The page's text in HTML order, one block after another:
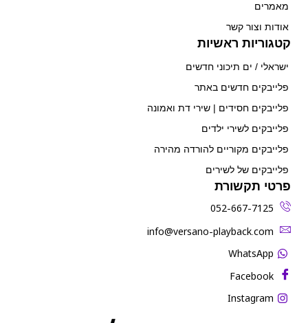
מאמרים
אודות וצור קשר
קטגוריות ראשיות
ישראלי / ים תיכוני חדשים
פלייבקים חדשים באתר
פלייבקים חסידים | שירי דת ואמונה
פלייבקים לשירי ילדים
פלייבקים מקוריים להורדה מהירה
פלייבקים של לשירים
פרטי תקשורת
052-667-7125
‫info@versano-playback.com‬
WhatsApp
Facebook
Instagram